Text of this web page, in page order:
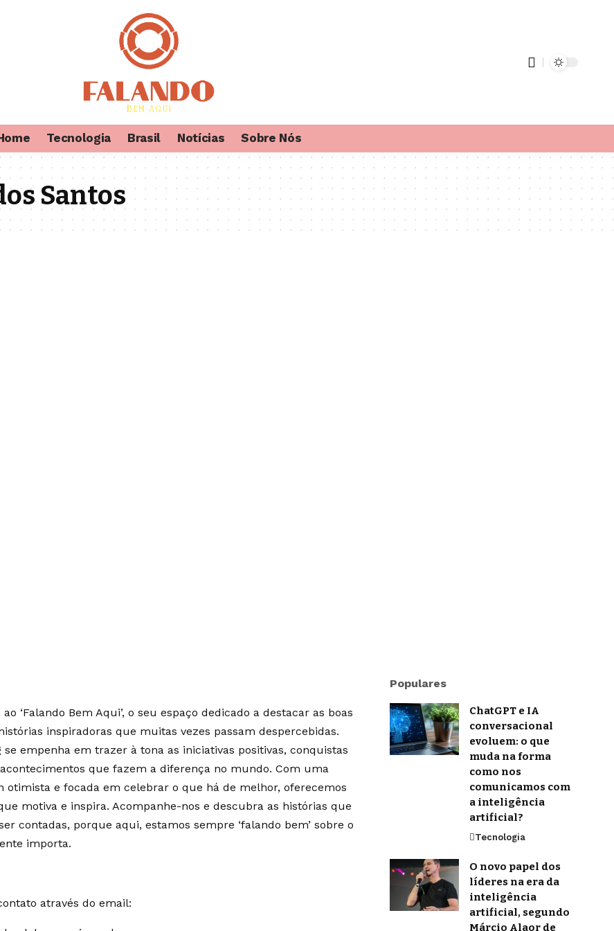
Tecnologia Brasil Notícias Sobre Nós
Santos
‘Falando Bem Aqui’, o seu espaço dedicado a destacar as boas
inspiradoras que muitas vezes passam despercebidas.
se empenha em trazer à tona as iniciativas positivas, conquistas
que fazem a diferença no mundo. Com uma
otimista e focada em celebrar o que há de melhor, oferecemos
motiva e inspira. Acompanhe-nos e descubra as histórias que
contadas, porque aqui, estamos sempre ‘falando bem’ sobre o
importa.
através do email:
Populares
ChatGPT e IA
conversacional
evoluem: o que
muda na forma
como nos
comunicamos com
a inteligência
artificial?
Tecnologia
O novo papel dos
líderes na era da
inteligência
artificial, segundo
Márcio Alaor de